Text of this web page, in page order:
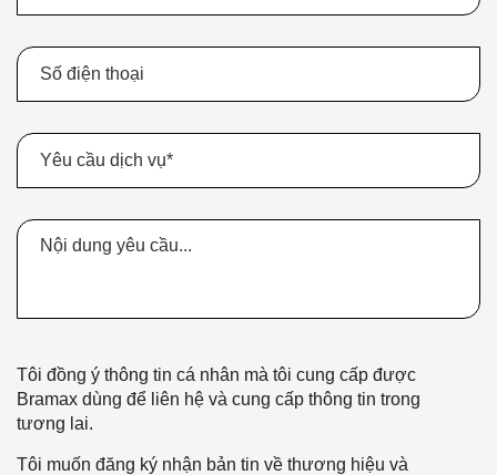
Tôi đồng ý thông tin cá nhân mà tôi cung cấp được
Bramax dùng để liên hệ và cung cấp thông tin trong
tương lai.
Tôi muốn đăng ký nhận bản tin về thương hiệu và